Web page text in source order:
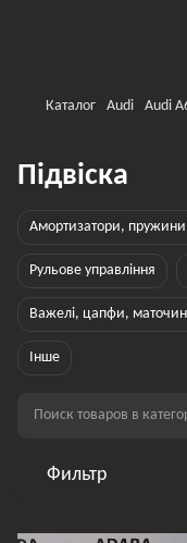
Каталог Audi Audi
Підвіска
Амортизатори,
Рульове управління
Важелі, цапфи,
Інше
Фильтр